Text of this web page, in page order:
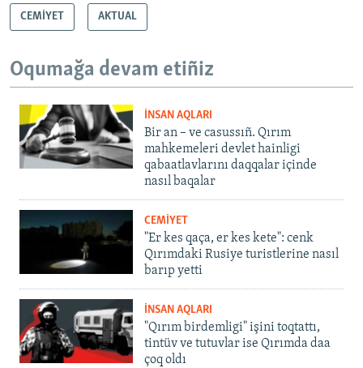
CEMİYET AKTUAL
Oqumağa devam etiñiz
İNSAN AQLARI
Bir an – ve casussıñ. Qırım
mahkemeleri devlet hainligi
qabaatlavlarını daqqalar içinde
nasıl baqalar
CEMİYET
"Er kes qaça, er kes kete": cenk
Qırımdaki Rusiye turistlerine nasıl
barıp yetti
İNSAN AQLARI
"Qırım birdemligi" işini toqtattı,
tintüv ve tutuvlar ise Qırımda daa
çoq oldı